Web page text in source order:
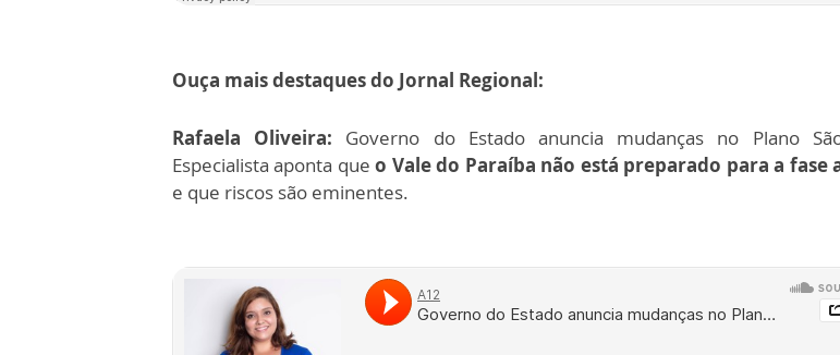
Ouça mais destaques do Jornal Regional:
Rafaela Oliveira: Governo do Estado anuncia mudanças no Plano
Especialista aponta queo Vale do Paraíba não está preparado para a fase
e que riscos são eminentes.